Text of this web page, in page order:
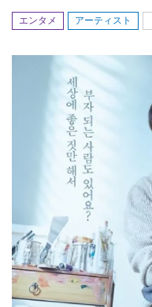
エンタメ アーティスト